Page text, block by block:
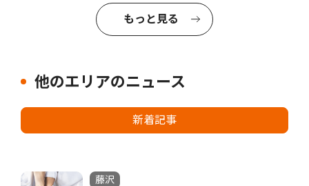
もっと見る
他のエリアのニュース
新着記事
藤沢